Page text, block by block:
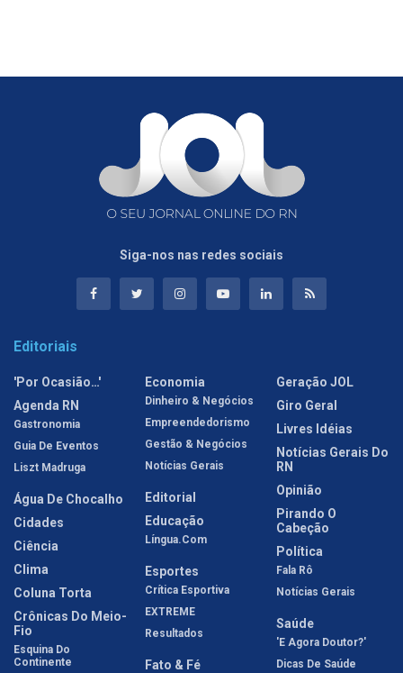
Siga-nos nas redes sociais
Editoriais
'Por Ocasião…'
Agenda RN
Gastronomia
Guia De Eventos
Liszt Madruga
Água De Chocalho
Cidades
Ciência
Clima
Coluna Torta
Crônicas Do Meio-
Fio
Esquina Do
Continente
Economia
Dinheiro & Negócios
Empreendedorismo
Gestão & Negócios
Notícias Gerais
Editorial
Educação
Língua.com
Esportes
Crítica Esportiva
EXTREME
Resultados
Fato & Fé
Geração JOL
Giro Geral
Livres Idéias
Notícias Gerais Do
RN
Opinião
Pirando O
Cabeção
Política
Fala Rô
Notícias Gerais
Saúde
'E Agora Doutor?'
Dicas De Saúde